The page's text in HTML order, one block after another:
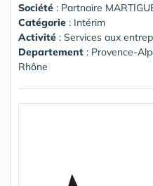
Société : Partnaire
Catégorie : Intérim
Activité : Services aux
Departement : Provence-
Rhône